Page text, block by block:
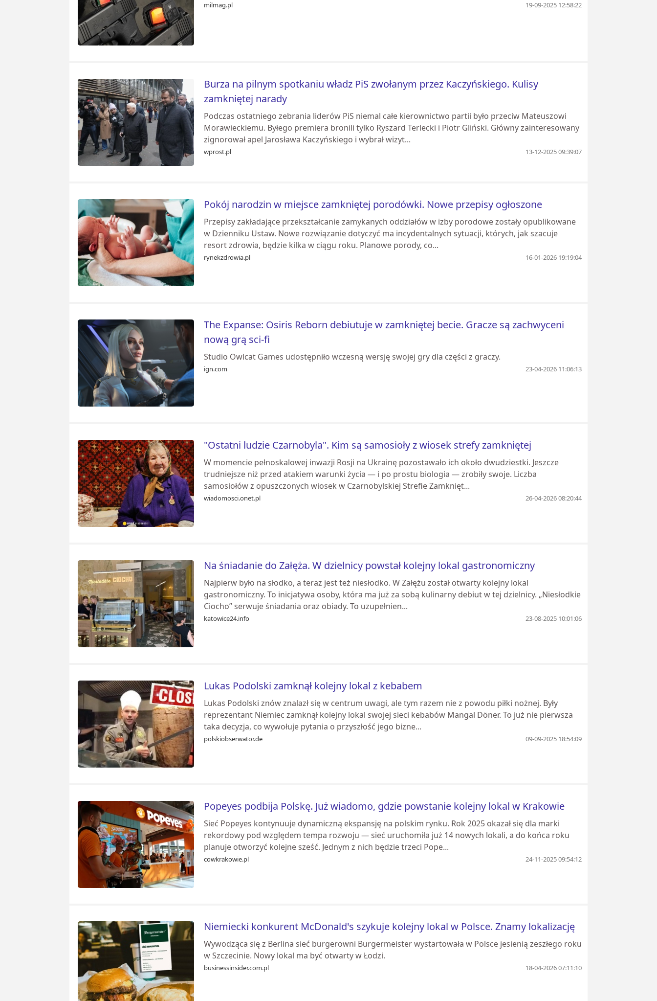
milmag.pl 19-09-2025 12:58:22
Burza na pilnym spotkaniu władz PiS zwołanym przez Kaczyńskiego. Kulisy
zamkniętej narady
Podczas ostatniego zebrania liderów PiS niemal całe kierownictwo partii było przeciw Mateuszowi
Morawieckiemu. Byłego premiera bronili tylko Ryszard Terlecki i Piotr Gliński. Główny zainteresowany
zignorował apel Jarosława Kaczyńskiego i wybrał wizyt...
wprost.pl 13-12-2025 09:39:07
Pokój narodzin w miejsce zamkniętej porodówki. Nowe przepisy ogłoszone
Przepisy zakładające przekształcanie zamykanych oddziałów w izby porodowe zostały opublikowane
w Dzienniku Ustaw. Nowe rozwiązanie dotyczyć ma incydentalnych sytuacji, których, jak szacuje
resort zdrowia, będzie kilka w ciągu roku. Planowe porody, co...
rynekzdrowia.pl 16-01-2026 19:19:04
The Expanse: Osiris Reborn debiutuje w zamkniętej becie. Gracze są zachwyceni
nową grą sci-fi
Studio Owlcat Games udostępniło wczesną wersję swojej gry dla części z graczy.
ign.com 23-04-2026 11:06:13
"Ostatni ludzie Czarnobyla". Kim są samosioły z wiosek strefy zamkniętej
W momencie pełnoskalowej inwazji Rosji na Ukrainę pozostawało ich około dwudziestki. Jeszcze
trudniejsze niż przed atakiem warunki życia — i po prostu biologia — zrobiły swoje. Liczba
samosiołów z opuszczonych wiosek w Czarnobylskiej Strefie Zamknięt...
wiadomosci.onet.pl 26-04-2026 08:20:44
Na śniadanie do Załęża. W dzielnicy powstał kolejny lokal gastronomiczny
Najpierw było na słodko, a teraz jest też niesłodko. W Załężu został otwarty kolejny lokal
gastronomiczny. To inicjatywa osoby, która ma już za sobą kulinarny debiut w tej dzielnicy. „Niesłodkie
Ciocho” serwuje śniadania oraz obiady. To uzupełnien...
katowice24.info 23-08-2025 10:01:06
Lukas Podolski zamknął kolejny lokal z kebabem
Lukas Podolski znów znalazł się w centrum uwagi, ale tym razem nie z powodu piłki nożnej. Były
reprezentant Niemiec zamknął kolejny lokal swojej sieci kebabów Mangal Döner. To już nie pierwsza
taka decyzja, co wywołuje pytania o przyszłość jego bizne...
polskiobserwator.de 09-09-2025 18:54:09
Popeyes podbija Polskę. Już wiadomo, gdzie powstanie kolejny lokal w Krakowie
Sieć Popeyes kontynuuje dynamiczną ekspansję na polskim rynku. Rok 2025 okazał się dla marki
rekordowy pod względem tempa rozwoju — sieć uruchomiła już 14 nowych lokali, a do końca roku
planuje otworzyć kolejne sześć. Jednym z nich będzie trzeci Pope...
cowkrakowie.pl 24-11-2025 09:54:12
Niemiecki konkurent McDonald's szykuje kolejny lokal w Polsce. Znamy lokalizację
Wywodząca się z Berlina sieć burgerowni Burgermeister wystartowała w Polsce jesienią zeszłego roku
w Szczecinie. Nowy lokal ma być otwarty w Łodzi.
businessinsider.com.pl 18-04-2026 07:11:10